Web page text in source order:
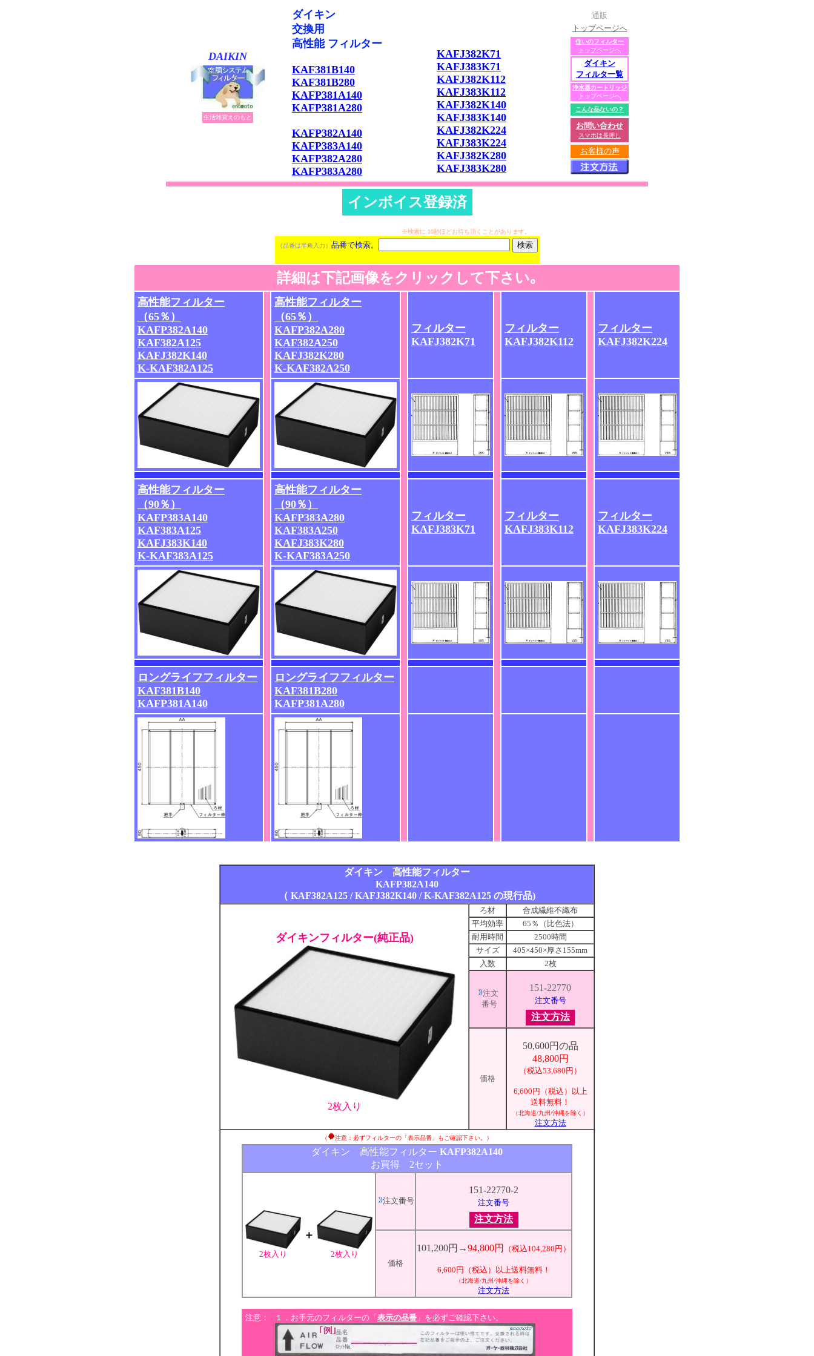
DAIKIN
生活雑貨えのもと
ダイキン
交換用
高性能 フィルター
KAF381B140
KAF381B280
KAFP381A140
KAFP381A280
KAFP382A140
KAFP383A140
KAFP382A280
KAFP383A280
KAFJ382K71
KAFJ383K71
KAFJ382K112
KAFJ383K112
KAFJ382K140
KAFJ383K140
KAFJ382K224
KAFJ383K224
KAFJ382K280
KAFJ383K280
通販
トップページへ
住いのフィルター
トップページへ
ダイキン
フィルタ一覧
浄水器カートリッジ
トップページへ
こんな品ないの？
お問い合わせ
スマホは長押し
お客様の声
インボイス登録済
※検索に 10秒ほどお待ち頂くことがあります。
（品番は半角入力） 品番で検索。
詳細は下記画像をクリックして下さい｡
高性能フィルター
（65％）
KAFP382A140
KAF382A125
KAFJ382K140
K-KAF382A125
高性能フィルター
（65％）
KAFP382A280
KAF382A250
KAFJ382K280
K-KAF382A250
フィルター
KAFJ382K71
フィルター
KAFJ382K112
フィルター
KAFJ382K224
高性能フィルター
（90％）
KAFP383A140
KAF383A125
KAFJ383K140
K-KAF383A125
高性能フィルター
（90％）
KAFP383A280
KAF383A250
KAFJ383K280
K-KAF383A250
フィルター
KAFJ383K71
フィルター
KAFJ383K112
フィルター
KAFJ383K224
ロングライフフィルター
KAF381B140
KAFP381A140
ロングライフフィルター
KAF381B280
KAFP381A280
ダイキン 高性能フィルター
KAFP382A140
（ KAF382A125 / KAFJ382K140 / K-KAF382A125 の現行品)
ダイキンフィルター(純正品)
2枚入り
ろ材
合成繊維不織布
平均効率
65％（比色法）
耐用時間
2500時間
サイズ
405×450×厚さ155mm
入数
2枚
注文
番号
151-22770
注文番号
注文方法
価格
50,600円の品
48,800円
（税込53,680円）
6,600円（税込）以上
送料無料！
（北海道/九州/沖縄を除く）
注文方法
（ 注意：必ずフィルターの「表示品番」もご確認下さい。）
ダイキン 高性能フィルター KAFP382A140
お買得 2セット
2枚入り
＋
2枚入り
注文番号
151-22770-2
注文番号
注文方法
価格
101,200円→94,800円 （税込104,280円）
6,600円（税込）以上送料無料！
（北海道/九州/沖縄を除く）
注文方法
注意： １．お手元のフィルターの「 表示の品番 」を必ずご確認下さい。